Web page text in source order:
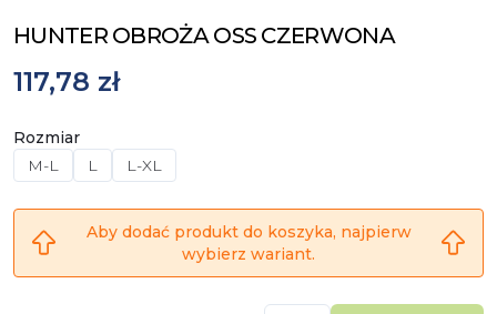
HUNTER OBROŻA OSS CZERWONA
117,78 zł
Rozmiar
M-L
L L-XL
Aby dodać produkt do koszyka, najpierw
wybierz wariant.